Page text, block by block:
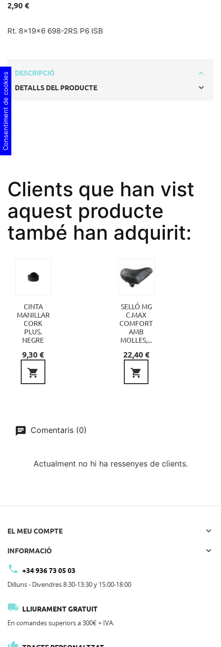
2,90 €
Rt. 8x19x6 698-2RS P6 ISB
DESCRIPCIÓ
DETALLS DEL PRODUCTE
Clients que han vist
aquest producte
també han adquirit:
CINTA
MANILLAR
CORK
PLUS.
NEGRE
Preu
9,30 €

SELLÓ MG
C.MAX
COMFORT
AMB
MOLLES,...
Preu
22,40 €

Comentaris (0)
Actualment no hi ha ressenyes de clients.
EL MEU COMPTE 
INFORMACIÓ 
 +34 936 73 05 03
Dilluns - Divendres 8:30-13:30 y 15:00-18:00
 LLIURAMENT GRATUIT
En comandes superiors a 300€ + IVA.
Consentiment de cookies